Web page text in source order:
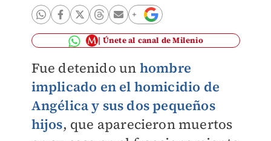
Únete al canal de Milenio
Fue detenido un hombre
implicado en el homicidio de
Angélica y sus dos pequeños
hijos, que aparecieron muertos